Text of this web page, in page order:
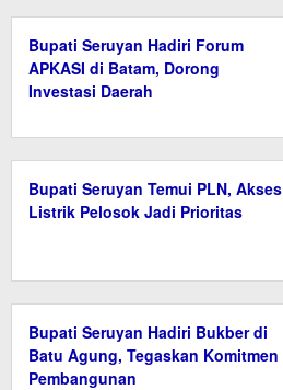
Bupati Seruyan Hadiri Forum
APKASI di Batam, Dorong
Investasi Daerah
Bupati Seruyan Temui PLN, Akses
Listrik Pelosok Jadi Prioritas
Bupati Seruyan Hadiri Bukber di
Batu Agung, Tegaskan Komitmen
Pembangunan